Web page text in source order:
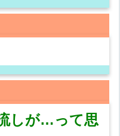
しが…って思